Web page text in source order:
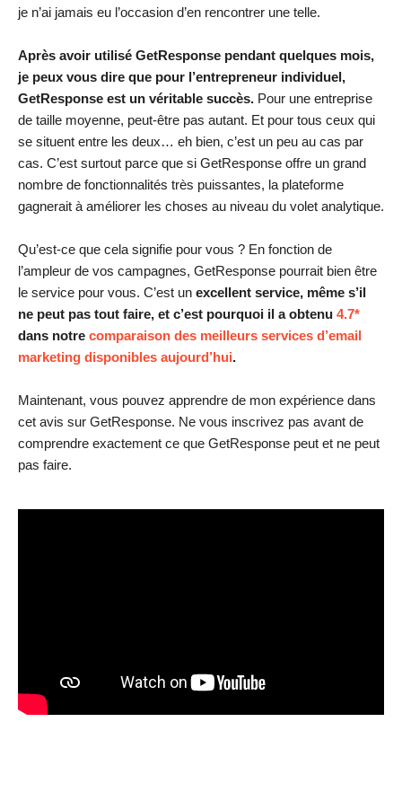
je n’ai jamais eu l’occasion d’en rencontrer une telle.
Après avoir utilisé GetResponse pendant quelques mois,
je peux vous dire que pour l’entrepreneur individuel,
GetResponse est un véritable succès. Pour une entreprise
de taille moyenne, peut-être pas autant. Et pour tous ceux qui
se situent entre les deux… eh bien, c’est un peu au cas par
cas. C’est surtout parce que si GetResponse offre un grand
nombre de fonctionnalités très puissantes, la plateforme
gagnerait à améliorer les choses au niveau du volet analytique.
Qu’est-ce que cela signifie pour vous ? En fonction de
l’ampleur de vos campagnes, GetResponse pourrait bien être
le service pour vous. C’est un excellent service, même s’il
ne peut pas tout faire, et c’est pourquoi il a obtenu 4.7*
dans notre comparaison des meilleurs services d’email
marketing disponibles aujourd’hui.
Maintenant, vous pouvez apprendre de mon expérience dans
cet avis sur GetResponse. Ne vous inscrivez pas avant de
comprendre exactement ce que GetResponse peut et ne peut
pas faire.